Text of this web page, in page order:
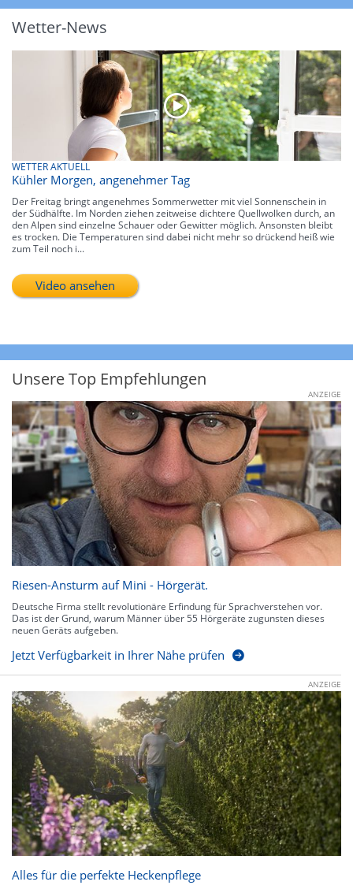
Wetter-News
WETTER AKTUELL
Kühler Morgen, angenehmer Tag
Der Freitag bringt angenehmes Sommerwetter mit viel Sonnenschein in
der Südhälfte. Im Norden ziehen zeitweise dichtere Quellwolken durch, an
den Alpen sind einzelne Schauer oder Gewitter möglich. Ansonsten bleibt
es trocken. Die Temperaturen sind dabei nicht mehr so drückend heiß wie
zum Teil noch i...
Video ansehen
Unsere Top Empfehlungen
ANZEIGE
Riesen-Ansturm auf Mini - Hörgerät.
Deutsche Firma stellt revolutionäre Erfindung für Sprachverstehen vor.
Das ist der Grund, warum Männer über 55 Hörgeräte zugunsten dieses
neuen Geräts aufgeben.
Jetzt Verfügbarkeit in Ihrer Nähe prüfen
ANZEIGE
Alles für die perfekte Heckenpflege